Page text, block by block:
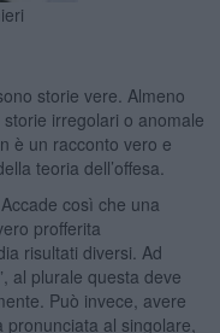
storie vere. Almeno
irregolari o anomale
è un racconto vero e
teoria dell’offesa.
così che una
profferita
risultati diversi. Ad
al plurale questa deve
Può invece, avere
al singolare,